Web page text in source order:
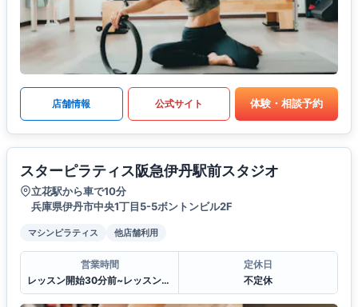
店舗情報 公式サイト 体験・相談予約
スターピラティス阪急伊丹駅前スタジオ
立花駅から車で10分
兵庫県伊丹市中央1丁目5-5ボントンビル2F
マシンピラティス 他店舗利用
営業時間
レッスン開始30分前~レッスン終了30分後
定休日
不定休